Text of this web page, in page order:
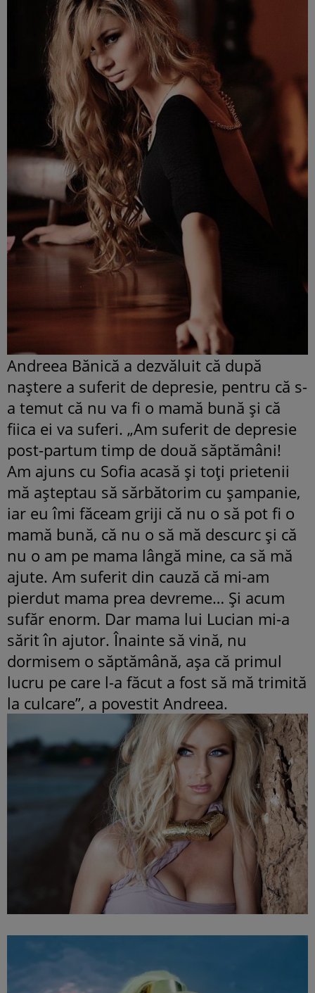
Andreea Bănică a dezvăluit că după
naştere a suferit de depresie, pentru că s-
a temut că nu va fi o mamă bună şi că
fiica ei va suferi. „Am suferit de depresie
post-partum timp de două săptămâni!
Am ajuns cu Sofia acasă şi toţi prietenii
mă aşteptau să sărbătorim cu şampanie,
iar eu îmi făceam griji că nu o să pot fi o
mamă bună, că nu o să mă descurc şi că
nu o am pe mama lângă mine, ca să mă
ajute. Am suferit din cauză că mi-am
pierdut mama prea devreme… Şi acum
sufăr enorm. Dar mama lui Lucian mi-a
sărit în ajutor. Înainte să vină, nu
dormisem o săptămână, aşa că primul
lucru pe care l-a făcut a fost să mă trimită
la culcare”, a povestit Andreea.